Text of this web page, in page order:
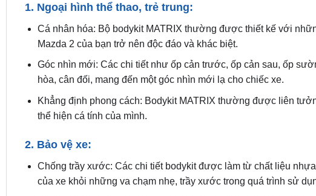
1. Ngoại hình thể thao, trẻ trung:
Cá nhân hóa: Bộ bodykit MATRIX thường được thiết kế với
Mazda 2 của bạn trở nên độc đáo và khác biệt.
Góc nhìn mới: Các chi tiết như ốp cản trước, ốp cản sau, ốp
hòa, cân đối, mang đến một góc nhìn mới lạ cho chiếc xe.
Khẳng định phong cách: Bodykit MATRIX thường được liên
thể hiện cá tính của mình.
2. Bảo vệ xe:
Chống trầy xước: Các chi tiết bodykit được làm từ chất liệu
của xe khỏi những va chạm nhẹ, trầy xước trong quá trình sử